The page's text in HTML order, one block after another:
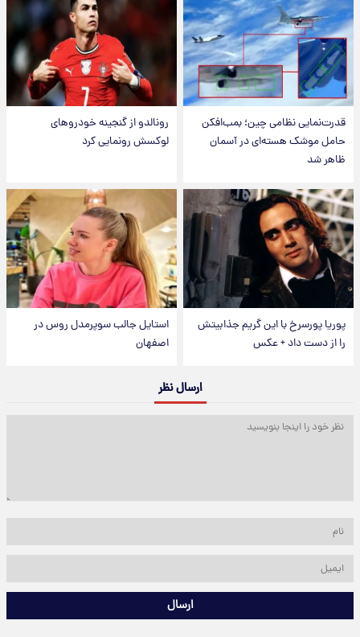
قدرت‌نمایی نظامی چین؛ بمب‌افکن
حامل موشک هسته‌ای در آسمان
ظاهر شد
رونالدو از گنجینه خودروهای
لوکسش رونمایی کرد
پوریا پورسرخ با این گریم جذابیتش
را از دست داد + عکس
استایل جالب سوپرمدل روس در
اصفهان
ارسال نظر
ارسال